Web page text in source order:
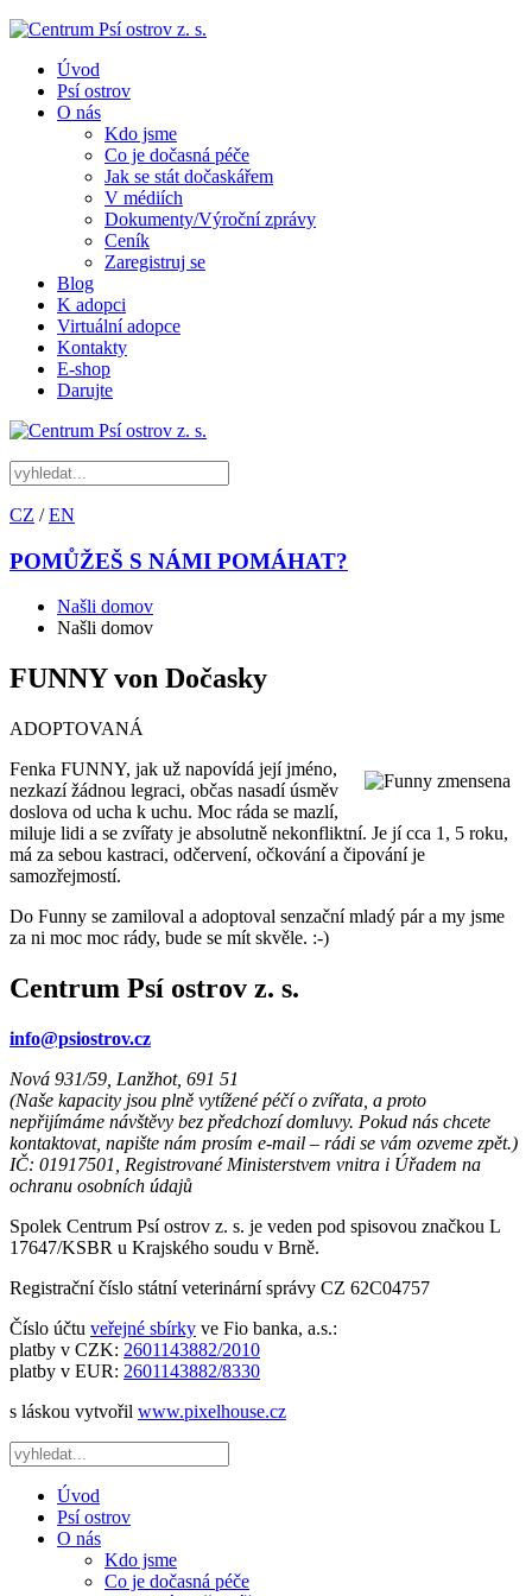
Úvod
Psí ostrov
O nás
Kdo jsme
Co je dočasná péče
Jak se stát dočaskářem
V médiích
Dokumenty/Výroční zprávy
Ceník
Zaregistruj se
Blog
K adopci
Virtuální adopce
Kontakty
E-shop
Darujte
CZ /EN
POMŮŽEŠ S NÁMI POMÁHAT?
Našli domov
Našli domov
FUNNY von Dočasky
ADOPTOVANÁ
Fenka FUNNY, jak už napovídá její jméno,
nezkazí žádnou legraci, občas nasadí úsměv
doslova od ucha k uchu. Moc ráda se mazlí,
miluje lidi a se zvířaty je absolutně nekonfliktní. Je jí cca 1, 5 roku,
má za sebou kastraci, odčervení, očkování a čipování je
samozřejmostí.
Do Funny se zamiloval a adoptoval senzační mladý pár a my jsme
za ni moc moc rády, bude se mít skvěle. :-)
Centrum Psí ostrov z. s.
info@psiostrov.cz
Nová 931/59, Lanžhot, 691 51
(Naše kapacity jsou plně vytížené péčí o zvířata, a proto
nepřijímáme návštěvy bez předchozí domluvy. Pokud nás chcete
kontaktovat, napište nám prosím e-mail – rádi se vám ozveme zpět.)
IČ: 01917501, Registrované Ministerstvem vnitra i Úřadem na
ochranu osobních údajů
Spolek Centrum Psí ostrov z. s. je veden pod spisovou značkou L
17647/KSBR u Krajského soudu v Brně.
Registrační číslo státní veterinární správy CZ 62C04757
Číslo účtu veřejné sbírky ve Fio banka, a.s.:
platby v CZK: 2601143882/2010
platby v EUR: 2601143882/8330
s láskou vytvořil www.pixelhouse.cz
Úvod
Psí ostrov
O nás
Kdo jsme
Co je dočasná péče